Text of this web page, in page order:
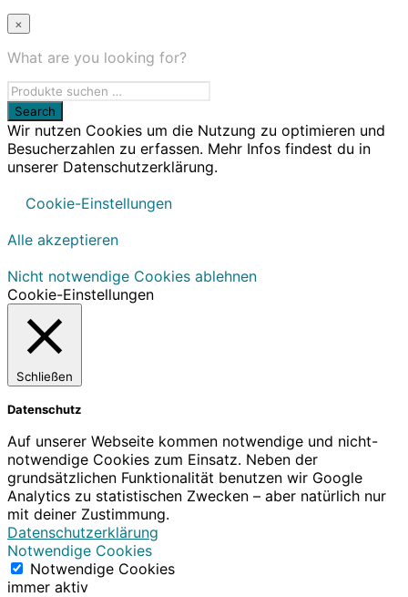
×
What are you looking for?
Wir nutzen Cookies um die Nutzung zu optimieren und
Besucherzahlen zu erfassen. Mehr Infos findest du in
unserer Datenschutzerklärung.
Cookie-Einstellungen
Alle akzeptieren
Nicht notwendige Cookies ablehnen
Cookie-Einstellungen
Schließen
Datenschutz
Auf unserer Webseite kommen notwendige und nicht-
notwendige Cookies zum Einsatz. Neben der
grundsätzlichen Funktionalität benutzen wir Google
Analytics zu statistischen Zwecken – aber natürlich nur
mit deiner Zustimmung.
Datenschutzerklärung
Notwendige Cookies
Notwendige Cookies
immer aktiv